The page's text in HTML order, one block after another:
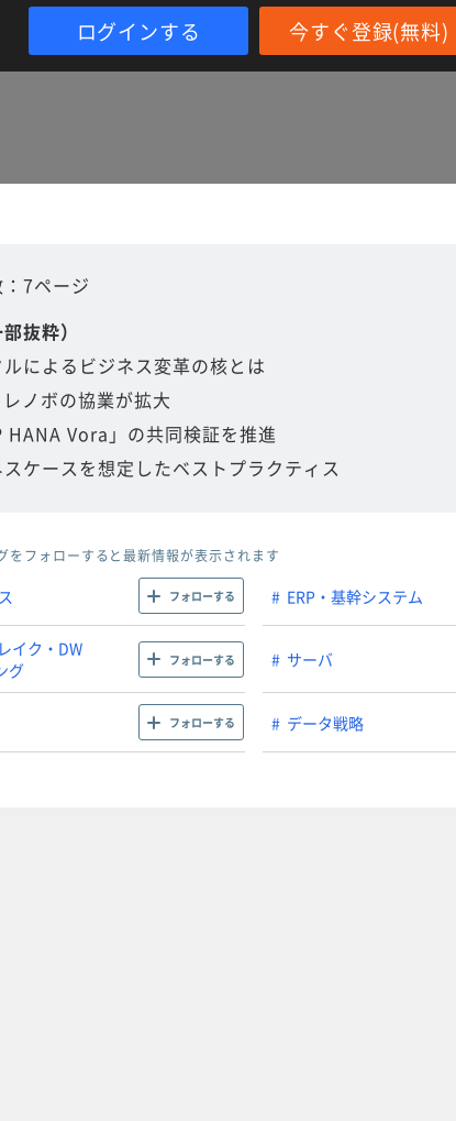
ログインする 今すぐ登録(無料)
7ページ
抜粋）
によるビジネス変革の核とは
ノボの協業が拡大
Vora」の共同検証を推進
ケースを想定したベストプラクティス
をフォローすると最新情報が表示されます
フォローする ERP・基幹システム
イク・DW
グ
フォローする サーバ
フォローする データ戦略